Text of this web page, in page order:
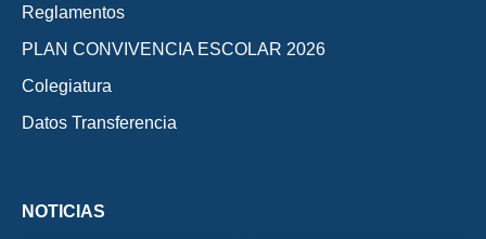
Reglamentos
PLAN CONVIVENCIA ESCOLAR 2026
Colegiatura
Datos Transferencia
NOTICIAS